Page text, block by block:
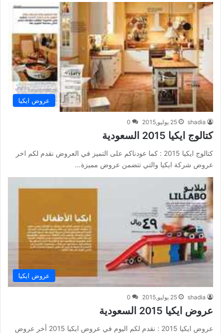
عروض ايكيا
shadia 25 يوليو,2015 0
كتالوج ايكيا 2015 السعودية
كتالوج ايكيا 2015 : كما عودناكم على التميز في العروض نقدم لكم اخر
عروض شركة ايكيا والتي تتضمن عروض مميزة…
عروض ايكيا
shadia 25 يوليو,2015 0
عروض ايكيا 2015 السعودية
عروض ايكيا 2015 : نقدم لكم اليوم في عروض ايكيا 2015 أخر عروض